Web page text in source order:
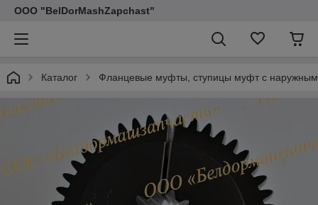
ООО "BelDorMashZapchast"
Каталог Фланцевые муфты, ступицы муфт с